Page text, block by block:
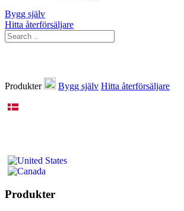
Bygg själv
Hitta återförsäljare
Produkter Bygg själv Hitta återförsäljare
Produkter